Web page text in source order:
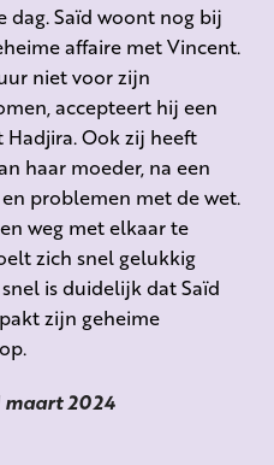
dag. Saïd woont nog bij
affaire met Vincent.
niet voor zijn
accepteert hij een
Ook zij heeft
haar moeder, na een
problemen met de wet.
weg met elkaar te
zich snel gelukkig
is duidelijk dat Saïd
zijn geheime
maart 2024